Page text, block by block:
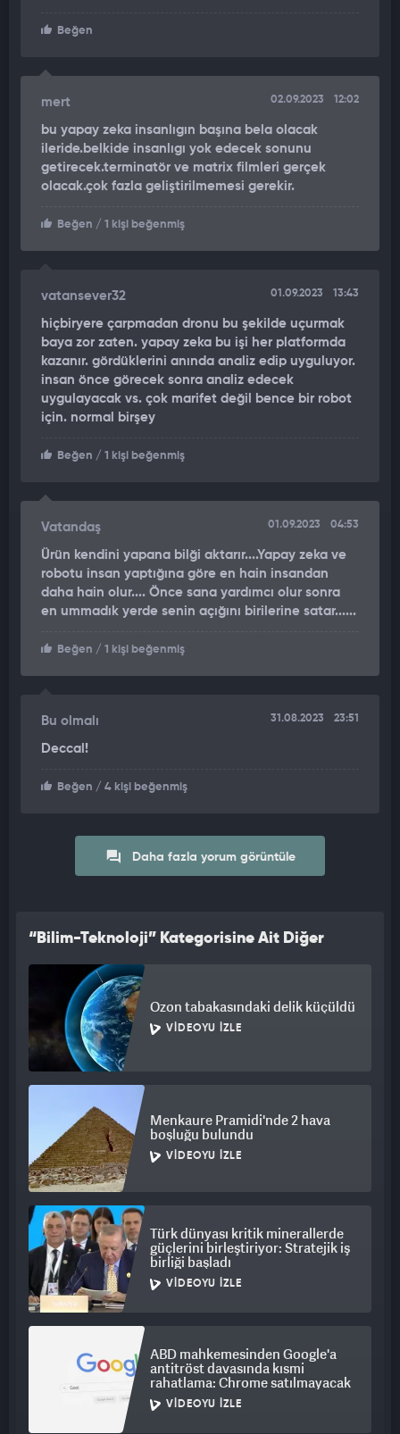
Beğen
mert 02.09.2023 12:02
bu yapay zeka insanlıgın başına bela olacak
ileride.belkide insanlıgı yok edecek sonunu
getirecek.terminatör ve matrix filmleri gerçek
olacak.çok fazla geliştirilmemesi gerekir.
Beğen / 1 kişi beğenmiş
vatansever32 01.09.2023 13:43
hiçbiryere çarpmadan dronu bu şekilde uçurmak
baya zor zaten. yapay zeka bu işi her platformda
kazanır. gördüklerini anında analiz edip uyguluyor.
insan önce görecek sonra analiz edecek
uygulayacak vs. çok marifet değil bence bir robot
için. normal birşey
Beğen / 1 kişi beğenmiş
Vatandaş 01.09.2023 04:53
Ürün kendini yapana bilği aktarır....Yapay zeka ve
robotu insan yaptığına göre en hain insandan
daha hain olur.... Önce sana yardımcı olur sonra
en ummadık yerde senin açığını birilerine satar......
Beğen / 1 kişi beğenmiş
Bu olmalı 31.08.2023 23:51
Deccal!
Beğen / 4 kişi beğenmiş
Daha fazla yorum görüntüle
“Bilim-Teknoloji” Kategorisine Ait Diğer
Videolar
Ozon tabakasındaki delik küçüldü
VIDEOYU İZLE
Menkaure Pramidi'nde 2 hava
boşluğu bulundu
VIDEOYU İZLE
Türk dünyası kritik minerallerde
güçlerini birleştiriyor: Stratejik iş
birliği başladı
VIDEOYU İZLE
ABD mahkemesinden Google'a
antitröst davasında kısmi
rahatlama: Chrome satılmayacak
VIDEOYU İZLE